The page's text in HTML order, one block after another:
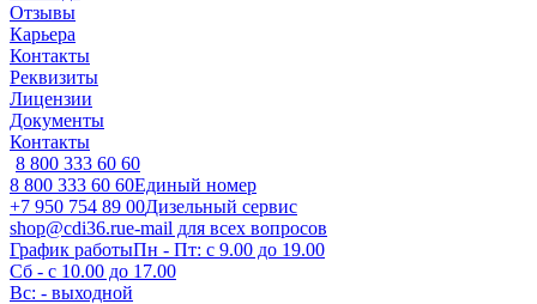
Отзывы
Карьера
Контакты
Реквизиты
Лицензии
Документы
Контакты
8 800 333 60 60
8 800 333 60 60Единый номер
+7 950 754 89 00Дизельный сервис
shop@cdi36.rue-mail для всех вопросов
График работыПн - Пт: с 9.00 до 19.00
Сб - с 10.00 до 17.00
Вс: - выходной